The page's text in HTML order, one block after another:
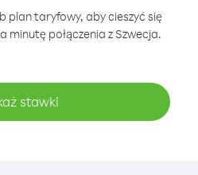
plan taryfowy, aby cieszyć się
minutę połączenia z Szwecja.
stawki